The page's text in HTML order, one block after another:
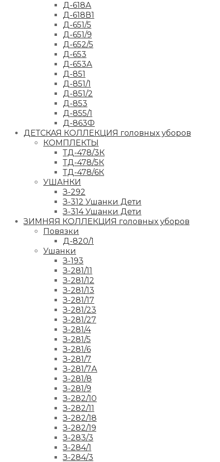
Д-618А
Д-618В1
Д-651/5
Д-651/9
Д-652/5
Д-653
Д-653А
Д-851
Д-851/1
Д-851/2
Д-853
Д-855/1
Д-863Ф
ДЕТСКАЯ КОЛЛЕКЦИЯ головных уборов
КОМПЛЕКТЫ
ТД-478/3К
ТД-478/5К
ТД-478/6К
УШАНКИ
З-292
З-312 Ушанки Дети
З-314 Ушанки Дети
ЗИМНЯЯ КОЛЛЕКЦИЯ головных уборов
Повязки
Д-820/1
Ушанки
З-193
З-281/11
З-281/12
З-281/13
З-281/17
З-281/23
З-281/27
З-281/4
З-281/5
З-281/6
З-281/7
З-281/7А
З-281/8
З-281/9
З-282/10
З-282/11
З-282/18
З-282/19
З-283/3
З-284/1
З-284/3